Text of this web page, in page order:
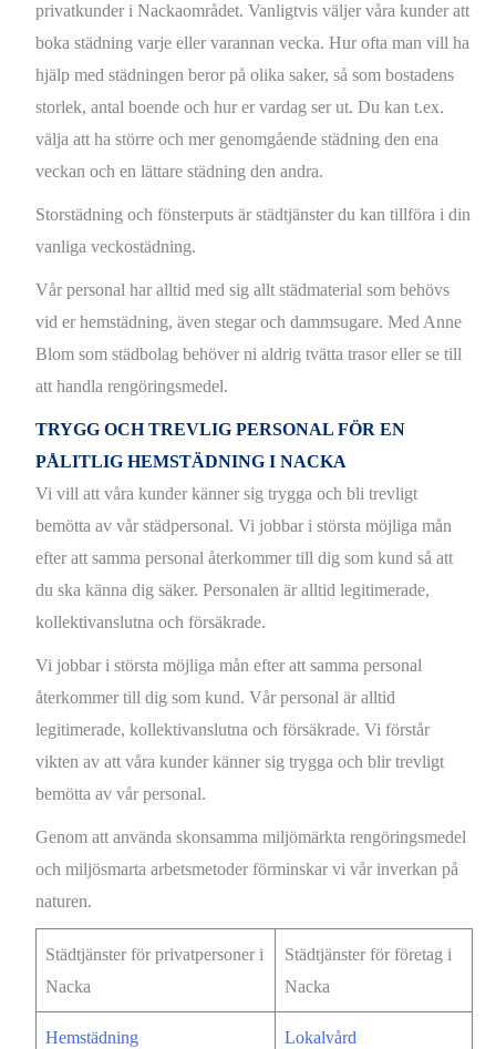
privatkunder i Nackaområdet. Vanligtvis väljer våra kunder att
boka städning varje eller varannan vecka. Hur ofta man vill ha
hjälp med städningen beror på olika saker, så som bostadens
storlek, antal boende och hur er vardag ser ut. Du kan t.ex.
välja att ha större och mer genomgående städning den ena
veckan och en lättare städning den andra.
Storstädning och fönsterputs är städtjänster du kan tillföra i din
vanliga veckostädning.
Vår personal har alltid med sig allt städmaterial som behövs
vid er hemstädning, även stegar och dammsugare. Med Anne
Blom som städbolag behöver ni aldrig tvätta trasor eller se till
att handla rengöringsmedel.
TRYGG OCH TREVLIG PERSONAL FÖR EN
PÅLITLIG HEMSTÄDNING I NACKA
Vi vill att våra kunder känner sig trygga och bli trevligt
bemötta av vår städpersonal. Vi jobbar i största möjliga mån
efter att samma personal återkommer till dig som kund så att
du ska känna dig säker. Personalen är alltid legitimerade,
kollektivanslutna och försäkrade.
Vi jobbar i största möjliga mån efter att samma personal
återkommer till dig som kund. Vår personal är alltid
legitimerade, kollektivanslutna och försäkrade. Vi förstår
vikten av att våra kunder känner sig trygga och blir trevligt
bemötta av vår personal.
Genom att använda skonsamma miljömärkta rengöringsmedel
och miljösmarta arbetsmetoder förminskar vi vår inverkan på
naturen.
Städtjänster för privatpersoner i
Nacka
Städtjänster för företag i
Nacka
Hemstädning
Lokalvård